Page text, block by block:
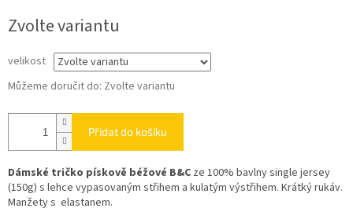
cena:
Zvolte variantu
velikost
Můžeme doručit do: Zvolte variantu
Přidat do košíku
Dámské tričko pískově béžové B&C ze 100% bavlny single jersey
(150g) s lehce vypasovaným střihem a kulatým výstřihem. Krátký rukáv.
Manžety s elastanem.